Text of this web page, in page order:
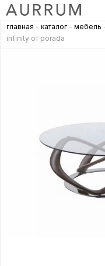
главная - каталог - мебель
infinity от porada